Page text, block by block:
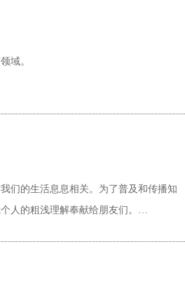
域。
们的生活息息相关。为了普及和传播知
人的粗浅理解奉献给朋友们。…